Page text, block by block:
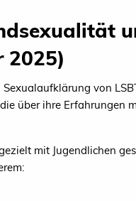
2025)
von
über ihre Erfahrungen
mit Jugendlichen